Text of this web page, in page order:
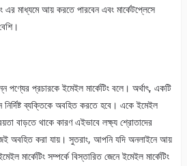
এর মাধ্যমে আয় করতে পারবেন এবং মার্কেটপ্লেসে
পণ্যের প্রচারকে ইমেইল মার্কেটিং বলে। অর্থাৎ, একটি
নির্দিষ্ট ব্যক্তিকে অবহিত করতে হবে। একে ইমেইল
বাড়তে থাকে কারণ এইভাবে লক্ষ্য শ্রোতাদের
অবহিত করা যায়। সুতরাং, আপনি যদি অনলাইনে আয়
মার্কেটিং সম্পর্কে বিস্তারিত জেনে ইমেইল মার্কেটিং